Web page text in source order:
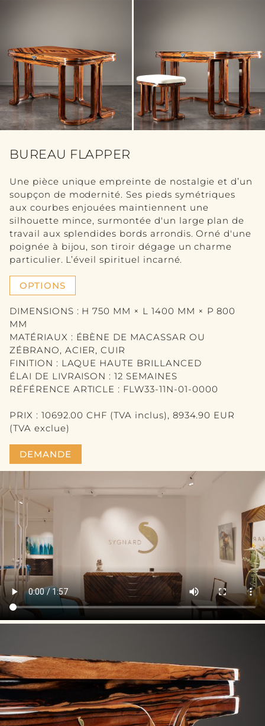
BIBLIOTHÈQUE
CHAMBRE À COUCHER
ACCESSOIRES
VOIRTOUT
SCULPTURE
VASE
IMAGE
MIRROIR
CONTACT
DE
BUREAU FLAPPER
Une pièce unique empreinte de nostalgie et d’un
soupçon de modernité. Ses pieds symétriques
aux courbes enjouées maintiennent une
silhouette mince, surmontée d'un large plan de
travail aux splendides bords arrondis. Orné d'une
poignée à bijou, son tiroir dégage un charme
particulier. L’éveil spirituel incarné.
OPTIONS
DIMENSIONS : H 750 MM × L 1400 MM × P 800
MM
MATÉRIAUX : ÉBÈNE DE MACASSAR OU
ZÉBRANO, ACIER, CUIR
FINITION : LAQUE HAUTE BRILLANCED
ÉLAI DE LIVRAISON : 12 SEMAINES
RÉFÉRENCE ARTICLE : FLW33-11N-01-0000
PRIX : 10692.00 CHF (TVA inclus), 8934.90 EUR
(TVA exclue)
DEMANDE